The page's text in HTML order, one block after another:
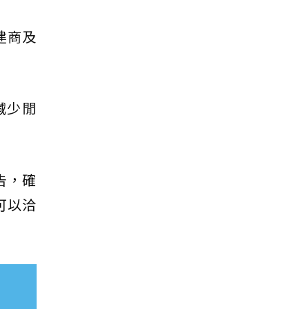
商及
少閒
，確
以洽